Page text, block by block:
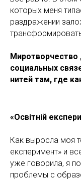
которых меня
раздражении
Миротворчество
социальных
нитей там, где
«Освiтнiй
Как выросла моя
експеримент» и
уже говорила, я
проблемы с